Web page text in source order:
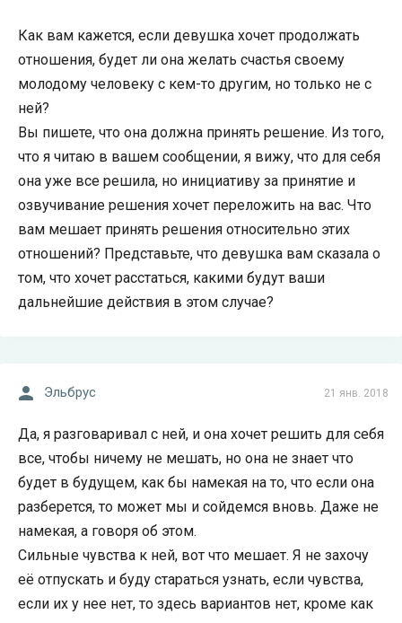
Как вам кажется, если девушка хочет продолжать
отношения, будет ли она желать счастья своему
молодому человеку с кем-то другим, но только не с
ней?
Вы пишете, что она должна принять решение. Из того,
что я читаю в вашем сообщении, я вижу, что для себя
она уже все решила, но инициативу за принятие и
озвучивание решения хочет переложить на вас. Что
вам мешает принять решения относительно этих
отношений? Представьте, что девушка вам сказала о
том, что хочет расстаться, какими будут ваши
дальнейшие действия в этом случае?
21 янв. 2018
Эльбрус
Да, я разговаривал с ней, и она хочет решить для себя
все, чтобы ничему не мешать, но она не знает что
будет в будущем, как бы намекая на то, что если она
разберется, то может мы и сойдемся вновь. Даже не
намекая, а говоря об этом.
Сильные чувства к ней, вот что мешает. Я не захочу
её отпускать и буду стараться узнать, если чувства,
если их у нее нет, то здесь вариантов нет, кроме как